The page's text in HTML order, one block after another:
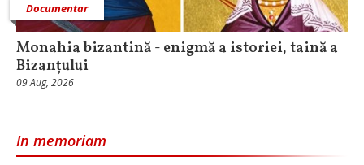
Documentar
Monahia bizantină - enigmă a istoriei, taină a
Bizanțului
09 Aug, 2026
In memoriam